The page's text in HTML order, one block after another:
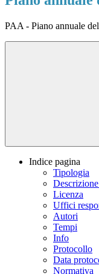
PAA - Piano annuale
Indice pagina
Tipologia
Descrizione
Licenza
Uffici
Autori
Tempi
Info
Protocollo
Data
Normativa